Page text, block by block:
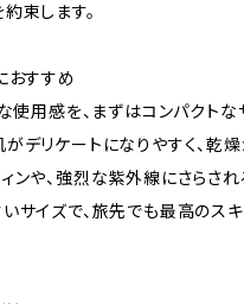
束します。
すすめ
使用感を、まずはコンパクトな
デリケートになりやすく、乾燥
ンや、強烈な紫外線にさらさ
サイズで、旅先でも最高のス